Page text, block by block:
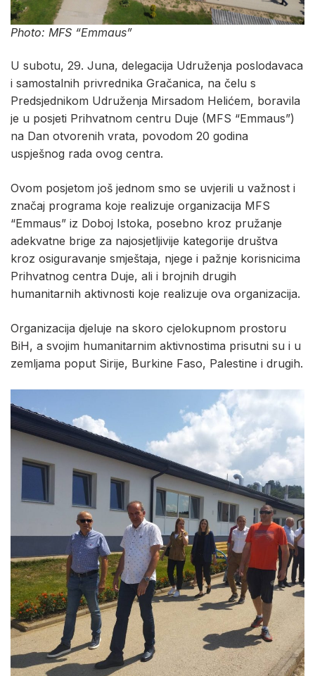
Photo: MFS “Emmaus”
U subotu, 29. Juna, delegacija Udruženja poslodavaca
i samostalnih privrednika Gračanica, na čelu s
Predsjednikom Udruženja Mirsadom Helićem, boravila
je u posjeti Prihvatnom centru Duje (MFS “Emmaus”)
na Dan otvorenih vrata, povodom 20 godina
uspješnog rada ovog centra.
Ovom posjetom još jednom smo se uvjerili u važnost i
značaj programa koje realizuje organizacija MFS
“Emmaus” iz Doboj Istoka, posebno kroz pružanje
adekvatne brige za najosjetljivije kategorije društva
kroz osiguravanje smještaja, njege i pažnje korisnicima
Prihvatnog centra Duje, ali i brojnih drugih
humanitarnih aktivnosti koje realizuje ova organizacija.
Organizacija djeluje na skoro cjelokupnom prostoru
BiH, a svojim humanitarnim aktivnostima prisutni su i u
zemljama poput Sirije, Burkine Faso, Palestine i drugih.